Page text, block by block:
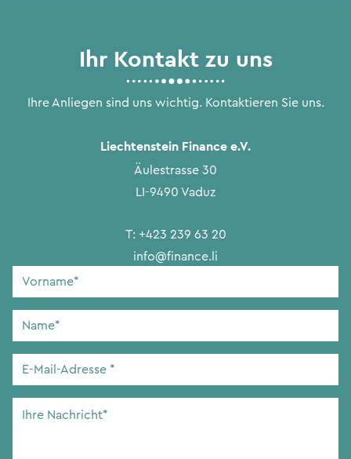
Ihr Kontakt zu uns
Ihre Anliegen sind uns wichtig. Kontaktieren Sie uns.
Liechtenstein Finance e.V.
Äulestrasse 30
LI-9490 Vaduz
T: +423 239 63 20
info@finance.li
Vorname
Name
E-
Adresse*
Ihre